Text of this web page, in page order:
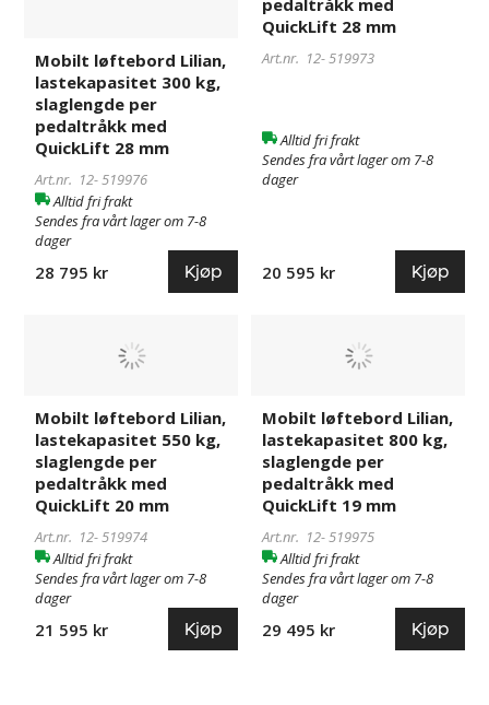
mm
Mobilt løftebord Lilian,
lastekapasitet 300 kg,
slaglengde per
pedaltråkk med
QuickLift 28 mm
Art.nr. 12-519976
Alltid fri frakt
Sendes fra vårt lager om 7-8
dager
28 795 kr Kjøp
QuickLift
28
mm
QuickLift 28 mm
Art.nr. 12-519973
Alltid fri frakt
Sendes fra vårt lager om 7-8
dager
20 595 kr Kjøp
550
kg,
slaglengde
per
pedaltråkk
med
QuickLift
20
mm
Mobilt løftebord Lilian,
lastekapasitet 550 kg,
slaglengde per
pedaltråkk med
QuickLift 20 mm
Art.nr. 12-519974
Alltid fri frakt
Sendes fra vårt lager om 7-8
dager
21 595 kr Kjøp
800
kg,
slaglengde
per
pedaltråkk
med
QuickLift
19
mm
Mobilt løftebord Lilian,
lastekapasitet 800 kg,
slaglengde per
pedaltråkk med
QuickLift 19 mm
Art.nr. 12-519975
Alltid fri frakt
Sendes fra vårt lager om 7-8
dager
29 495 kr Kjøp